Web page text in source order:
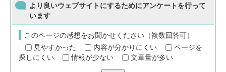
より良いウェブサイトにするためにアンケートを行って
います
このページの感想をお聞かせください（複数回答可）
見やすかった
内容が分かりにくい
ページを
探しにくい
情報が少ない 文章量が多い